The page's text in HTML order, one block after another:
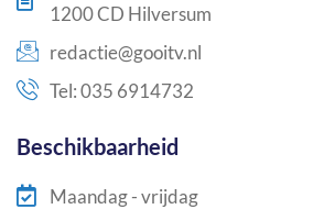
1200 CD Hilversum
redactie@gooitv.nl
Tel: 035 6914732
Beschikbaarheid
Maandag - vrijdag